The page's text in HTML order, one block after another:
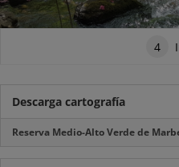
4
Descarga cartografía
Reserva Medio-Alto Verde de